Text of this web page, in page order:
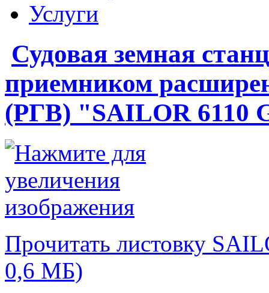
Услуги
Судовая земная
приемником
(РГВ) "SAILOR 6110
Прочитать листовку
0,6 МБ)